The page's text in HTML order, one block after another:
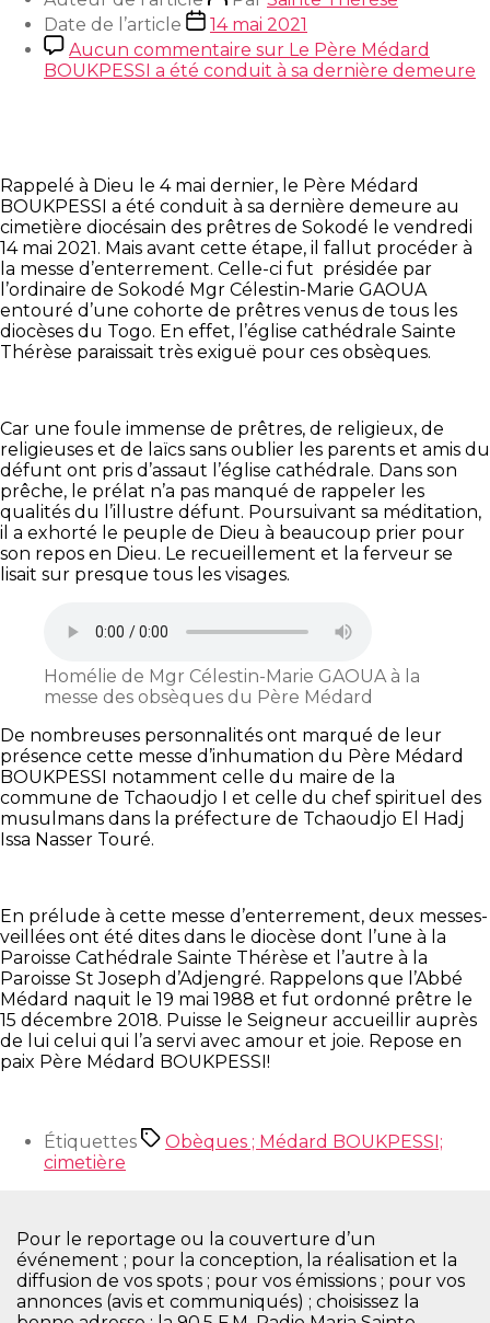
Date de l’article
14 mai 2021
Aucun commentaire sur Le Père Médard
BOUKPESSI a été conduit à sa dernière demeure
Rappelé à Dieu le 4 mai dernier, le Père Médard
BOUKPESSI a été conduit à sa dernière demeure au
cimetière diocésain des prêtres de Sokodé le vendredi
14 mai 2021. Mais avant cette étape, il fallut procéder à
la messe d’enterrement. Celle-ci fut présidée par
l’ordinaire de Sokodé Mgr Célestin-Marie GAOUA
entouré d’une cohorte de prêtres venus de tous les
diocèses du Togo. En effet, l’église cathédrale Sainte
Thérèse paraissait très exiguë pour ces obsèques.
Car une foule immense de prêtres, de religieux, de
religieuses et de laïcs sans oublier les parents et amis du
défunt ont pris d’assaut l’église cathédrale. Dans son
prêche, le prélat n’a pas manqué de rappeler les
qualités du l’illustre défunt. Poursuivant sa méditation,
il a exhorté le peuple de Dieu à beaucoup prier pour
son repos en Dieu. Le recueillement et la ferveur se
lisait sur presque tous les visages.
Homélie de Mgr Célestin-Marie GAOUA à la
messe des obsèques du Père Médard
De nombreuses personnalités ont marqué de leur
présence cette messe d’inhumation du Père Médard
BOUKPESSI notamment celle du maire de la
commune de Tchaoudjo I et celle du chef spirituel des
musulmans dans la préfecture de Tchaoudjo El Hadj
Issa Nasser Touré.
En prélude à cette messe d’enterrement, deux messes-
veillées ont été dites dans le diocèse dont l’une à la
Paroisse Cathédrale Sainte Thérèse et l’autre à la
Paroisse St Joseph d’Adjengré. Rappelons que l’Abbé
Médard naquit le 19 mai 1988 et fut ordonné prêtre le
15 décembre 2018. Puisse le Seigneur accueillir auprès
de lui celui qui l’a servi avec amour et joie. Repose en
paix Père Médard BOUKPESSI!
Étiquettes
Obèques ; Médard BOUKPESSI;
cimetière
Pour le reportage ou la couverture d’un
événement ; pour la conception, la réalisation et la
diffusion de vos spots ; pour vos émissions ; pour vos
annonces (avis et communiqués) ; choisissez la